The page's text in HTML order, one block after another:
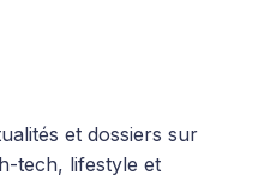
et dossiers sur
tech, lifestyle et